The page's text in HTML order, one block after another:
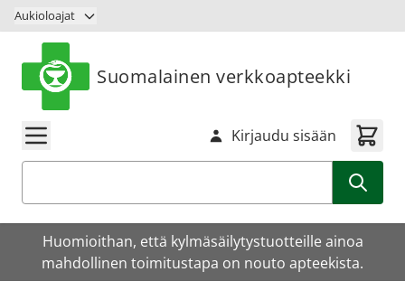
Siirry sisältöön
Aukioloajat
Suomalainen verkkoapteekki
Kirjaudu sisään
Huomioithan, että kylmäsäilytystuotteille ainoa
mahdollinen toimitustapa on nouto apteekista.